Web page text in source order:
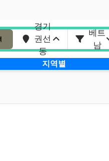
경기
권선
동
베트
남
지역별